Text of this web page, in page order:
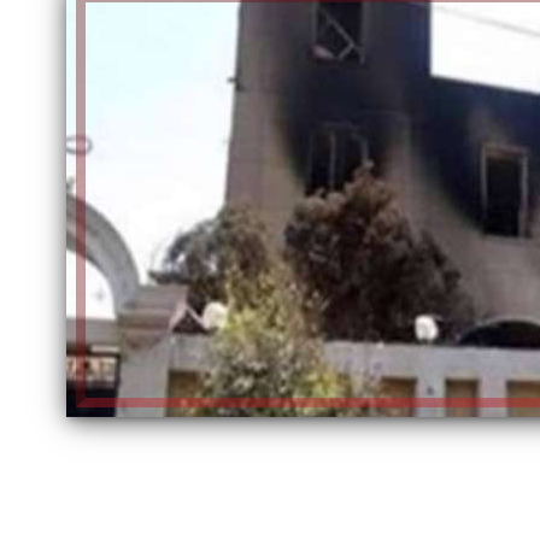
إلهام شرشر تكتب: دي مبقتش كورة.. السيسي بعيد ميلاده وتُشيد بجهوده